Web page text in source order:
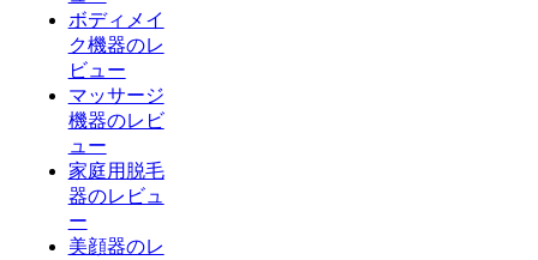
ボディメイ
ク機器のレ
ビュー
マッサージ
機器のレビ
ュー
家庭用脱毛
器のレビュ
ー
美顔器のレ